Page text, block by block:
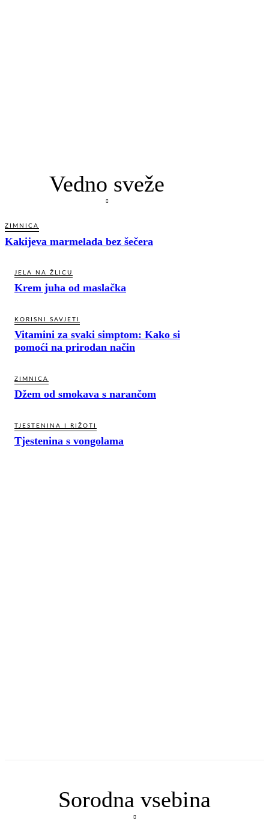
Vedno sveže
ZIMNICA
Kakijeva marmelada bez šečera
JELA NA ŽLICU
Krem juha od maslačka
KORISNI SAVJETI
Vitamini za svaki simptom: Kako si
pomoći na prirodan način
ZIMNICA
Džem od smokava s narančom
TJESTENINA I RIŽOTI
Tjestenina s vongolama
Sorodna vsebina